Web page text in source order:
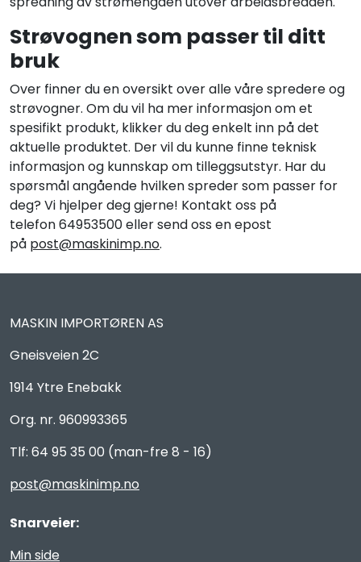
Strøvognen som passer til ditt
bruk
Over finner du en oversikt over alle våre spredere og
strøvogner. Om du vil ha mer informasjon om et
spesifikt produkt, klikker du deg enkelt inn på det
aktuelle produktet. Der vil du kunne finne teknisk
informasjon og kunnskap om tilleggsutstyr. Har du
spørsmål angående hvilken spreder som passer for
deg? Vi hjelper deg gjerne! Kontakt oss på
telefon 64953500 eller send oss en epost
på post@maskinimp.no.
MASKIN IMPORTØREN AS
Gneisveien 2C
1914 Ytre Enebakk
Org. nr. 960993365
Tlf: 64 95 35 00 (man-fre 8 - 16)
post@maskinimp.no
Snarveier:
Min side